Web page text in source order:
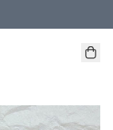
本地取貨、國際送貨 )